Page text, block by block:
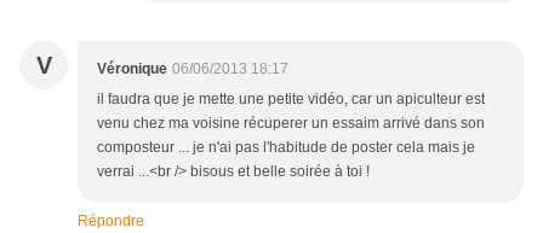
V Véronique 06/06/2013 18:17
il faudra que je mette une petite vidéo, car un apiculteur est
venu chez ma voisine récuperer un essaim arrivé dans son
composteur ... je n'ai pas l'habitude de poster cela mais je
verrai ...<br /> bisous et belle soirée à toi !
Répondre